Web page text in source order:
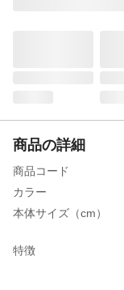
商品の詳細
商品コード
カラー
本体サイズ（cm）
特徴